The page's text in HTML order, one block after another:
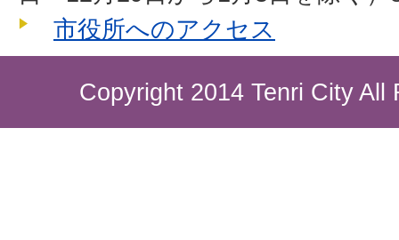
市役所へのアクセス
Copyright 2014 Tenri City All